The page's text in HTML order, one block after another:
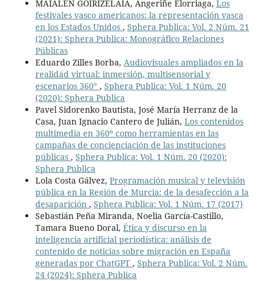
MAIALEN GOIRIZELAIA, Angeriñe Elorriaga, Los
festivales vasco americanos: la representación vasca
en los Estados Unidos , Sphera Publica: Vol. 2 Núm. 21
(2021): Sphera Publica: Monográfico Relaciones
Públicas
Eduardo Zilles Borba, Audiovisuales ampliados en la
realidad virtual: inmersión, multisensorial y
escenarios 360° , Sphera Publica: Vol. 1 Núm. 20
(2020): Sphera Publica
Pavel Sidorenko Bautista, José María Herranz de la
Casa, Juan Ignacio Cantero de Julián, Los contenidos
multimedia en 360º como herramientas en las
campañas de concienciación de las instituciones
públicas , Sphera Publica: Vol. 1 Núm. 20 (2020):
Sphera Publica
Lola Costa Gálvez, Programación musical y televisión
pública en la Región de Murcia: de la desafección a la
desaparición , Sphera Publica: Vol. 1 Núm. 17 (2017)
Sebastián Peña Miranda, Noelia García-Castillo,
Tamara Bueno Doral, Ética y discurso en la
inteligencia artificial periodística: análisis de
contenido de noticias sobre migración en España
generadas por ChatGPT , Sphera Publica: Vol. 2 Núm.
24 (2024): Sphera Publica